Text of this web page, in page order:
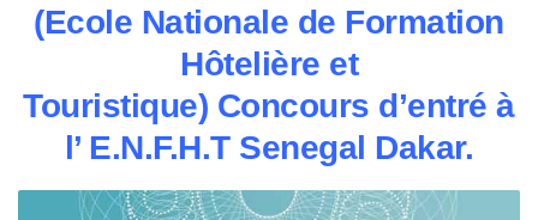
(Ecole Nationale de Formation
Hôtelière et
Touristique) Concours d’entré à
l’ E.N.F.H.T Senegal Dakar.